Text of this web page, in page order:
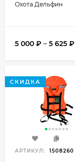
Охота Дельфин
5 000 ₽ – 5 625 ₽
СКИДКА
АРТИКУЛ: 1508260